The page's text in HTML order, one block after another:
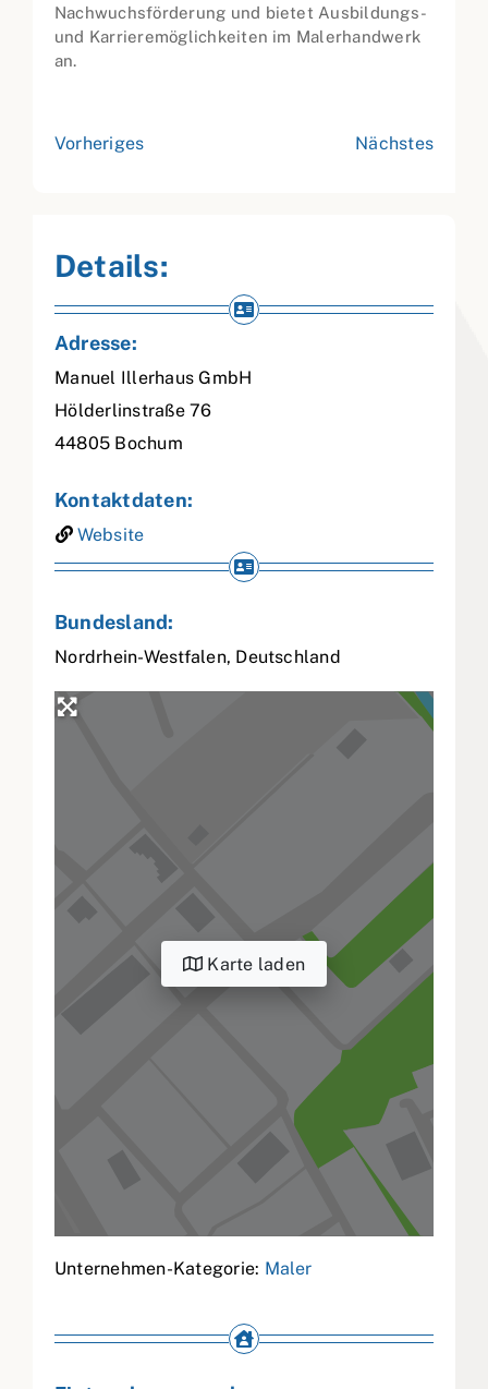
Nachwuchsförderung und bietet Ausbildungs-
und Karrieremöglichkeiten im Malerhandwerk
an.
Vorheriges Nächstes
Details:
Adresse:
Manuel Illerhaus GmbH
Hölderlinstraße 76
44805 Bochum
Kontaktdaten:
Website
Bundesland:
Nordrhein-Westfalen, Deutschland
Karte laden
Unternehmen-Kategorie: Maler